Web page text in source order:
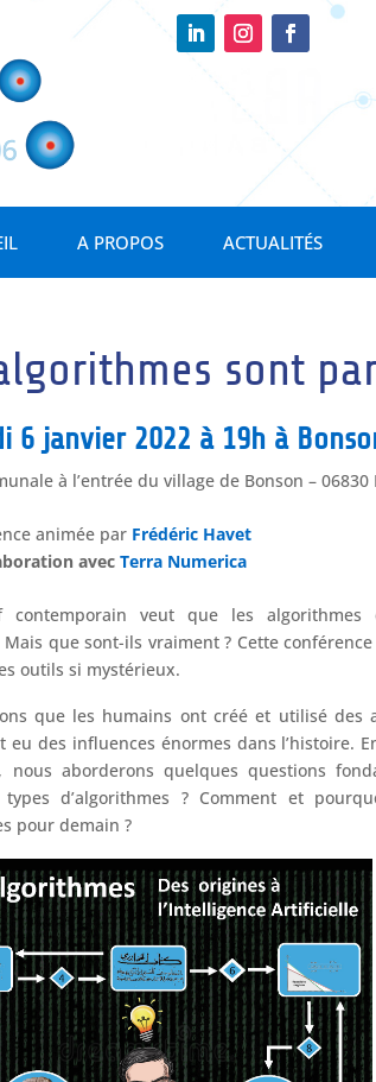
A PROPOS ACTUALITÉS
sont
6 janvier 2022 à 19h à
à l’entrée du village de Bonson – 06830
animée par Frédéric Havet
avecTerra Numerica​
contemporain veut que les algorithmes
que sont-ils vraiment ? Cette
outils si mystérieux.
que les humains ont créé et utilisé des
eu des influences énormes dans l’histoire.
nous aborderons quelques questions
d’algorithmes ? Comment et
pour demain ?